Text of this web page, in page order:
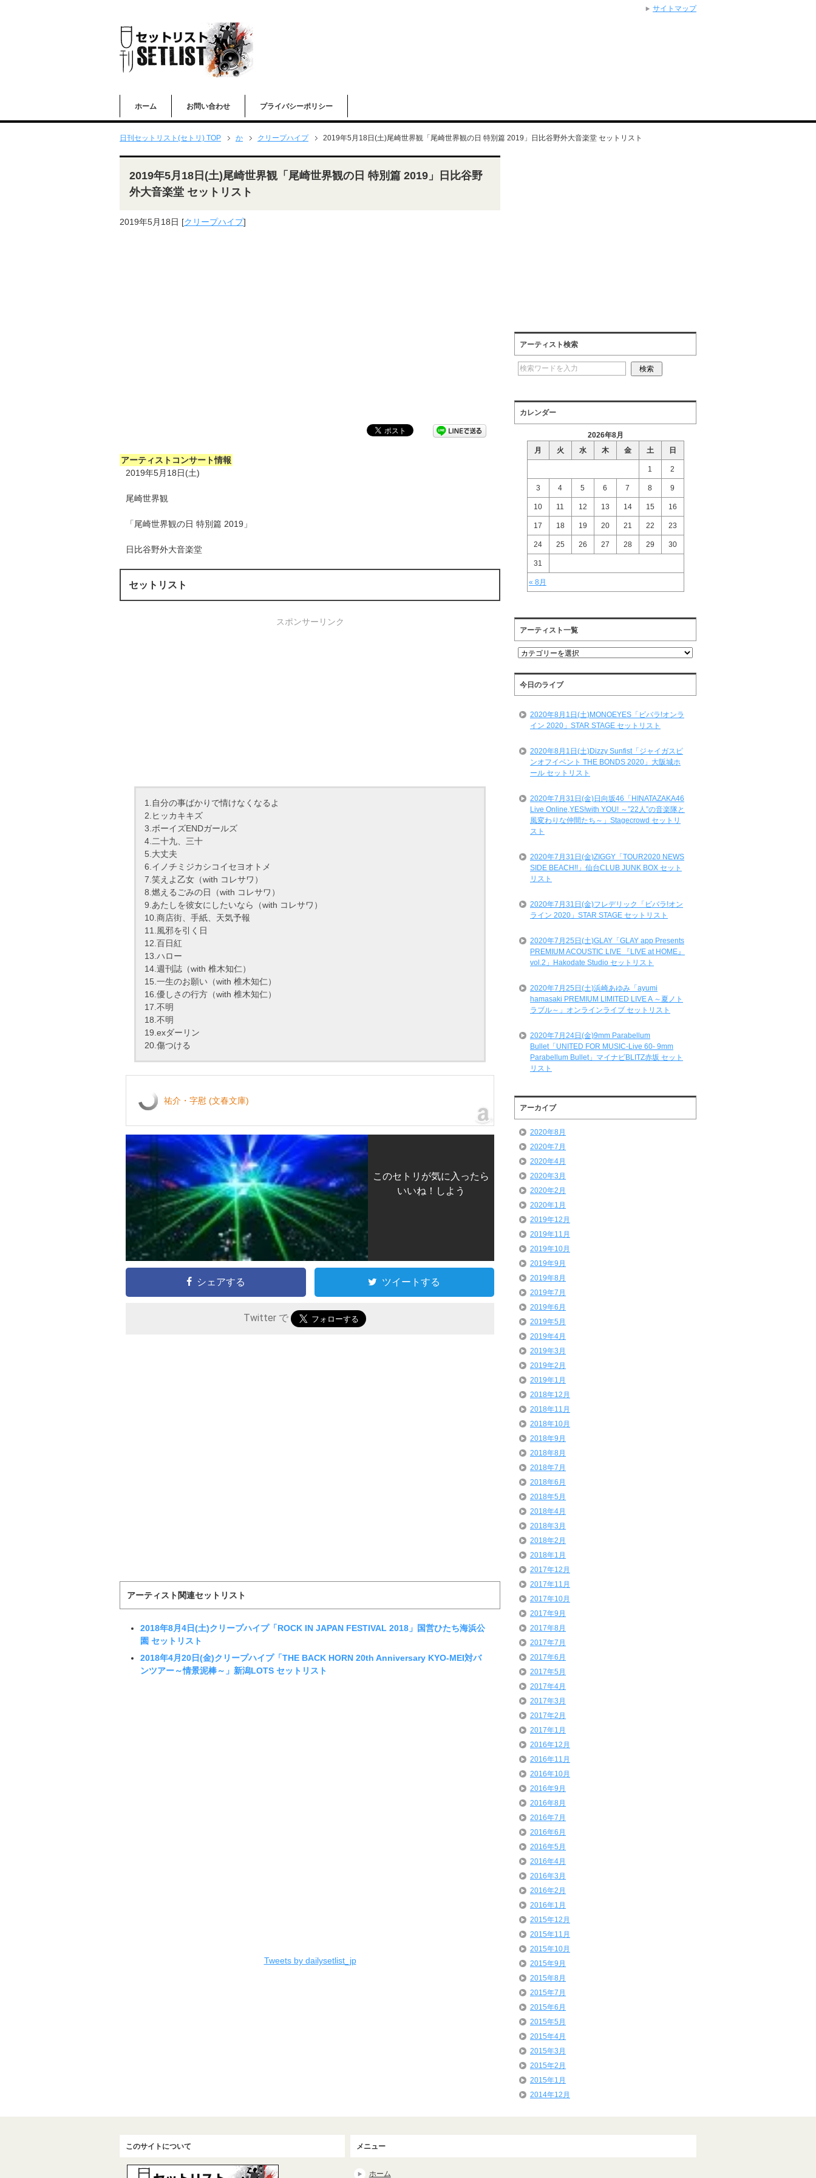
ホーム お問い合わせ プライバシーポリシー
日刊セットリスト(セトリ) TOP か クリープハイプ 2019年5月18日(土)尾崎世界観「尾崎世界観の日 特別篇 2019」日比谷野外大音楽堂 セットリスト
2019年5月18日(土)尾崎世界観「尾崎世界観の日 特別篇 2019」日比谷野
外大音楽堂 セットリスト
2019年5月18日 [クリープハイプ]
アーティストコンサート情報
2019年5月18日(土)
尾崎世界観
「尾崎世界観の日 特別篇 2019」
日比谷野外大音楽堂
セットリスト
スポンサーリンク
1.自分の事ばかりで情けなくなるよ
2.ヒッカキキズ
3.ボーイズENDガールズ
4.二十九、三十
5.大丈夫
6.イノチミジカシコイセヨオトメ
7.笑えよ乙女（with コレサワ）
8.燃えるごみの日（with コレサワ）
9.あたしを彼女にしたいなら（with コレサワ）
10.商店街、手紙、天気予報
11.風邪を引く日
12.百日紅
13.ハロー
14.週刊誌（with 椎木知仁）
15.一生のお願い（with 椎木知仁）
16.優しさの行方（with 椎木知仁）
17.不明
18.不明
19.exダーリン
20.傷つける
祐介・字慰 (文春文庫)
このセトリが気に入ったら
いいね！しよう
シェアする ツイートする
Twitter で
アーティスト関連セットリスト
2018年8月4日(土)クリープハイプ「ROCK IN JAPAN FESTIVAL 2018」国営ひたち海浜公
園 セットリスト
2018年4月20日(金)クリープハイプ「THE BACK HORN 20th Anniversary KYO-MEI対バ
ンツアー～情景泥棒～」新潟LOTS セットリスト
Tweets by dailysetlist_jp
アーティスト検索
カレンダー
2026年8月
月
火 水 木 金 土 日
« 8月
1 2
3 4 5 6 7 8 9
10 11 12 13 14 15 16
17 18 19 20 21 22 23
24 25 26 27 28 29 30
31
アーティスト一覧
ア
テ
ィ
ス
一
今日のライブ
2020年8月1日(土)MONOEYES「ビバラ!オンラ
イン 2020」STAR STAGE セットリスト
2020年8月1日(土)Dizzy Sunfist「ジャイガスピ
ンオフイベント THE BONDS 2020」大阪城ホ
ール セットリスト
2020年7月31日(金)日向坂46「HINATAZAKA46
Live Online,YES!with YOU! ～”22人”の音楽隊と
風変わりな仲間たち～」Stagecrowd セットリ
スト
2020年7月31日(金)ZIGGY「TOUR2020 NEWS
SIDE BEACH!!」仙台CLUB JUNK BOX セット
リスト
2020年7月31日(金)フレデリック「ビバラ!オン
ライン 2020」STAR STAGE セットリスト
2020年7月25日(土)GLAY「GLAY app Presents
PREMIUM ACOUSTIC LIVE 『LIVE at HOME』
vol.2」Hakodate Studio セットリスト
2020年7月25日(土)浜崎あゆみ「ayumi
hamasaki PREMIUM LIMITED LIVE A ～夏ノト
ラブル～」オンラインライブ セットリスト
2020年7月24日(金)9mm Parabellum
Bullet「UNITED FOR MUSIC-Live 60- 9mm
Parabellum Bullet」マイナビBLITZ赤坂 セット
リスト
アーカイブ
2020年8月
2020年7月
2020年4月
2020年3月
2020年2月
2020年1月
2019年12月
2019年11月
2019年10月
2019年9月
2019年8月
2019年7月
2019年6月
2019年5月
2019年4月
2019年3月
2019年2月
2019年1月
2018年12月
2018年11月
2018年10月
2018年9月
2018年8月
2018年7月
2018年6月
2018年5月
2018年4月
2018年3月
2018年2月
2018年1月
2017年12月
2017年11月
2017年10月
2017年9月
2017年8月
2017年7月
2017年6月
2017年5月
2017年4月
2017年3月
2017年2月
2017年1月
2016年12月
2016年11月
2016年10月
2016年9月
2016年8月
2016年7月
2016年6月
2016年5月
2016年4月
2016年3月
2016年2月
2016年1月
2015年12月
2015年11月
2015年10月
2015年9月
2015年8月
2015年7月
2015年6月
2015年5月
2015年4月
2015年3月
2015年2月
2015年1月
2014年12月
このサイトについて メニュー
ホーム
サイトマップ